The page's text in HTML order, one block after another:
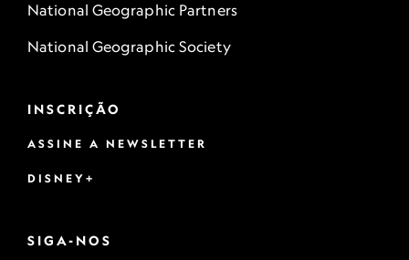
National Geographic Partners
National Geographic Society
INSCRIÇÃO
ASSINE A NEWSLETTER
DISNEY+
SIGA-NOS